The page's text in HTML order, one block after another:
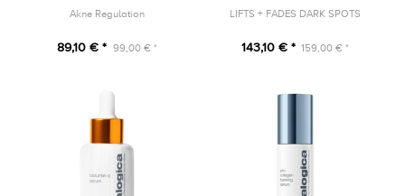
Akne Regulation
89,10 € * 99,00 € *
LIFTS + FADES DARK SPOTS
143,10 € * 159,00 € *